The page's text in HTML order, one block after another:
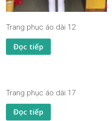
Trang phục áo dài 12
Đọc tiếp
Trang phục áo dài 17
Đọc tiếp